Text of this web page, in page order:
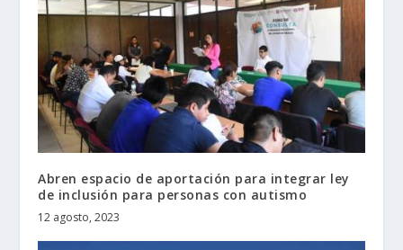
Abren espacio de aportación para integrar ley
de inclusión para personas con autismo
12 agosto, 2023